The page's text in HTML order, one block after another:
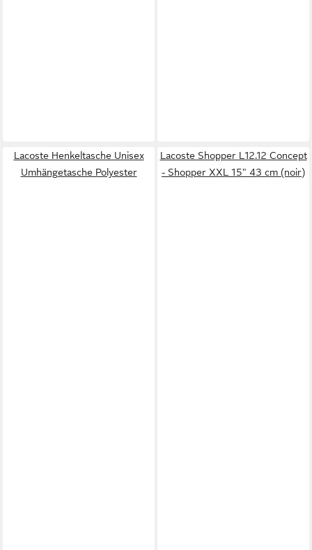
Lacoste Henkeltasche Unisex
Umhängetasche Polyester
Lacoste Shopper L12.12 Concept
- Shopper XXL 15" 43 cm (noir)